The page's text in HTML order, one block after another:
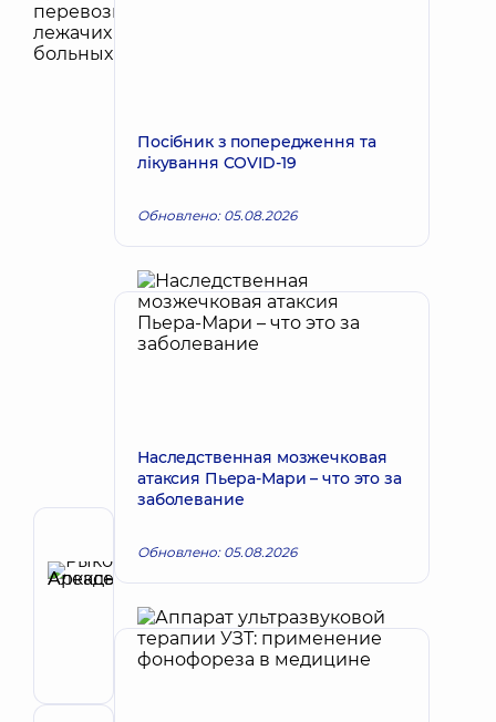
Автор
Аркадьевич
Педиатр;
Гастроэнтеролог
Посібник з попередження та
лікування COVID-19
Обновлено: 05.08.2026
Наследственная мозжечковая
атаксия Пьера-Мари – что это за
заболевание
Обновлено: 05.08.2026